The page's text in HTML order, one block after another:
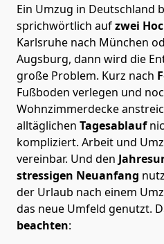
Ein Umzug in Deutschland
sprichwörtlich aufzwei
Karlsruhe nach München
Augsburg, dann wird die
große Problem. Kurz nach
Fußboden verlegen und
Wohnzimmerdecke
alltäglichen Tagesablauf
kompliziert. Arbeit und
vereinbar. Und den
stressigen Neuanfang
der Urlaub nach einem
das neue Umfeld genutzt.
beachten: